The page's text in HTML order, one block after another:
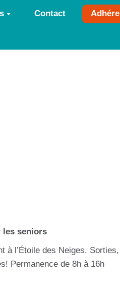
Contact
les seniors
à l’Étoile des Neiges. Sorties,
Permanence de 8h à 16h